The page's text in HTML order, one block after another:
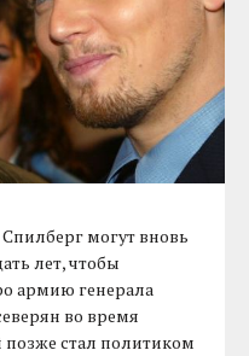
могут вновь
лет, чтобы
армию генерала
во время
стал политиком